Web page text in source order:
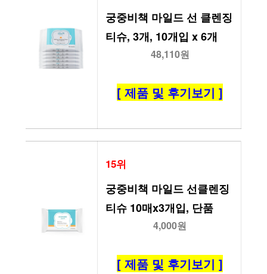
궁중비책 마일드 선 클렌징
티슈, 3개, 10개입 x 6개
48,110원
[ 제품 및 후기보기 ]
15위
궁중비책 마일드 선클렌징
티슈 10매x3개입, 단품
4,000원
[ 제품 및 후기보기 ]